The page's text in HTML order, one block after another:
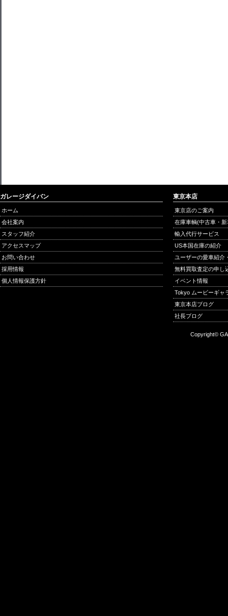
ガレージダイバン
ホーム
会社案内
スタッフ紹介
アクセスマップ
お問い合わせ
採用情報
個人情報保護方針
東京本店
東京店のご案内
在庫車輌(中古車・
輸入代行サービス
US本国在庫の紹介
ユーザーの愛車紹介
無料買取査定の申し
イベント情報
Tokyo ムービーギャ
東京本店ブログ
社長ブログ
Copyright©